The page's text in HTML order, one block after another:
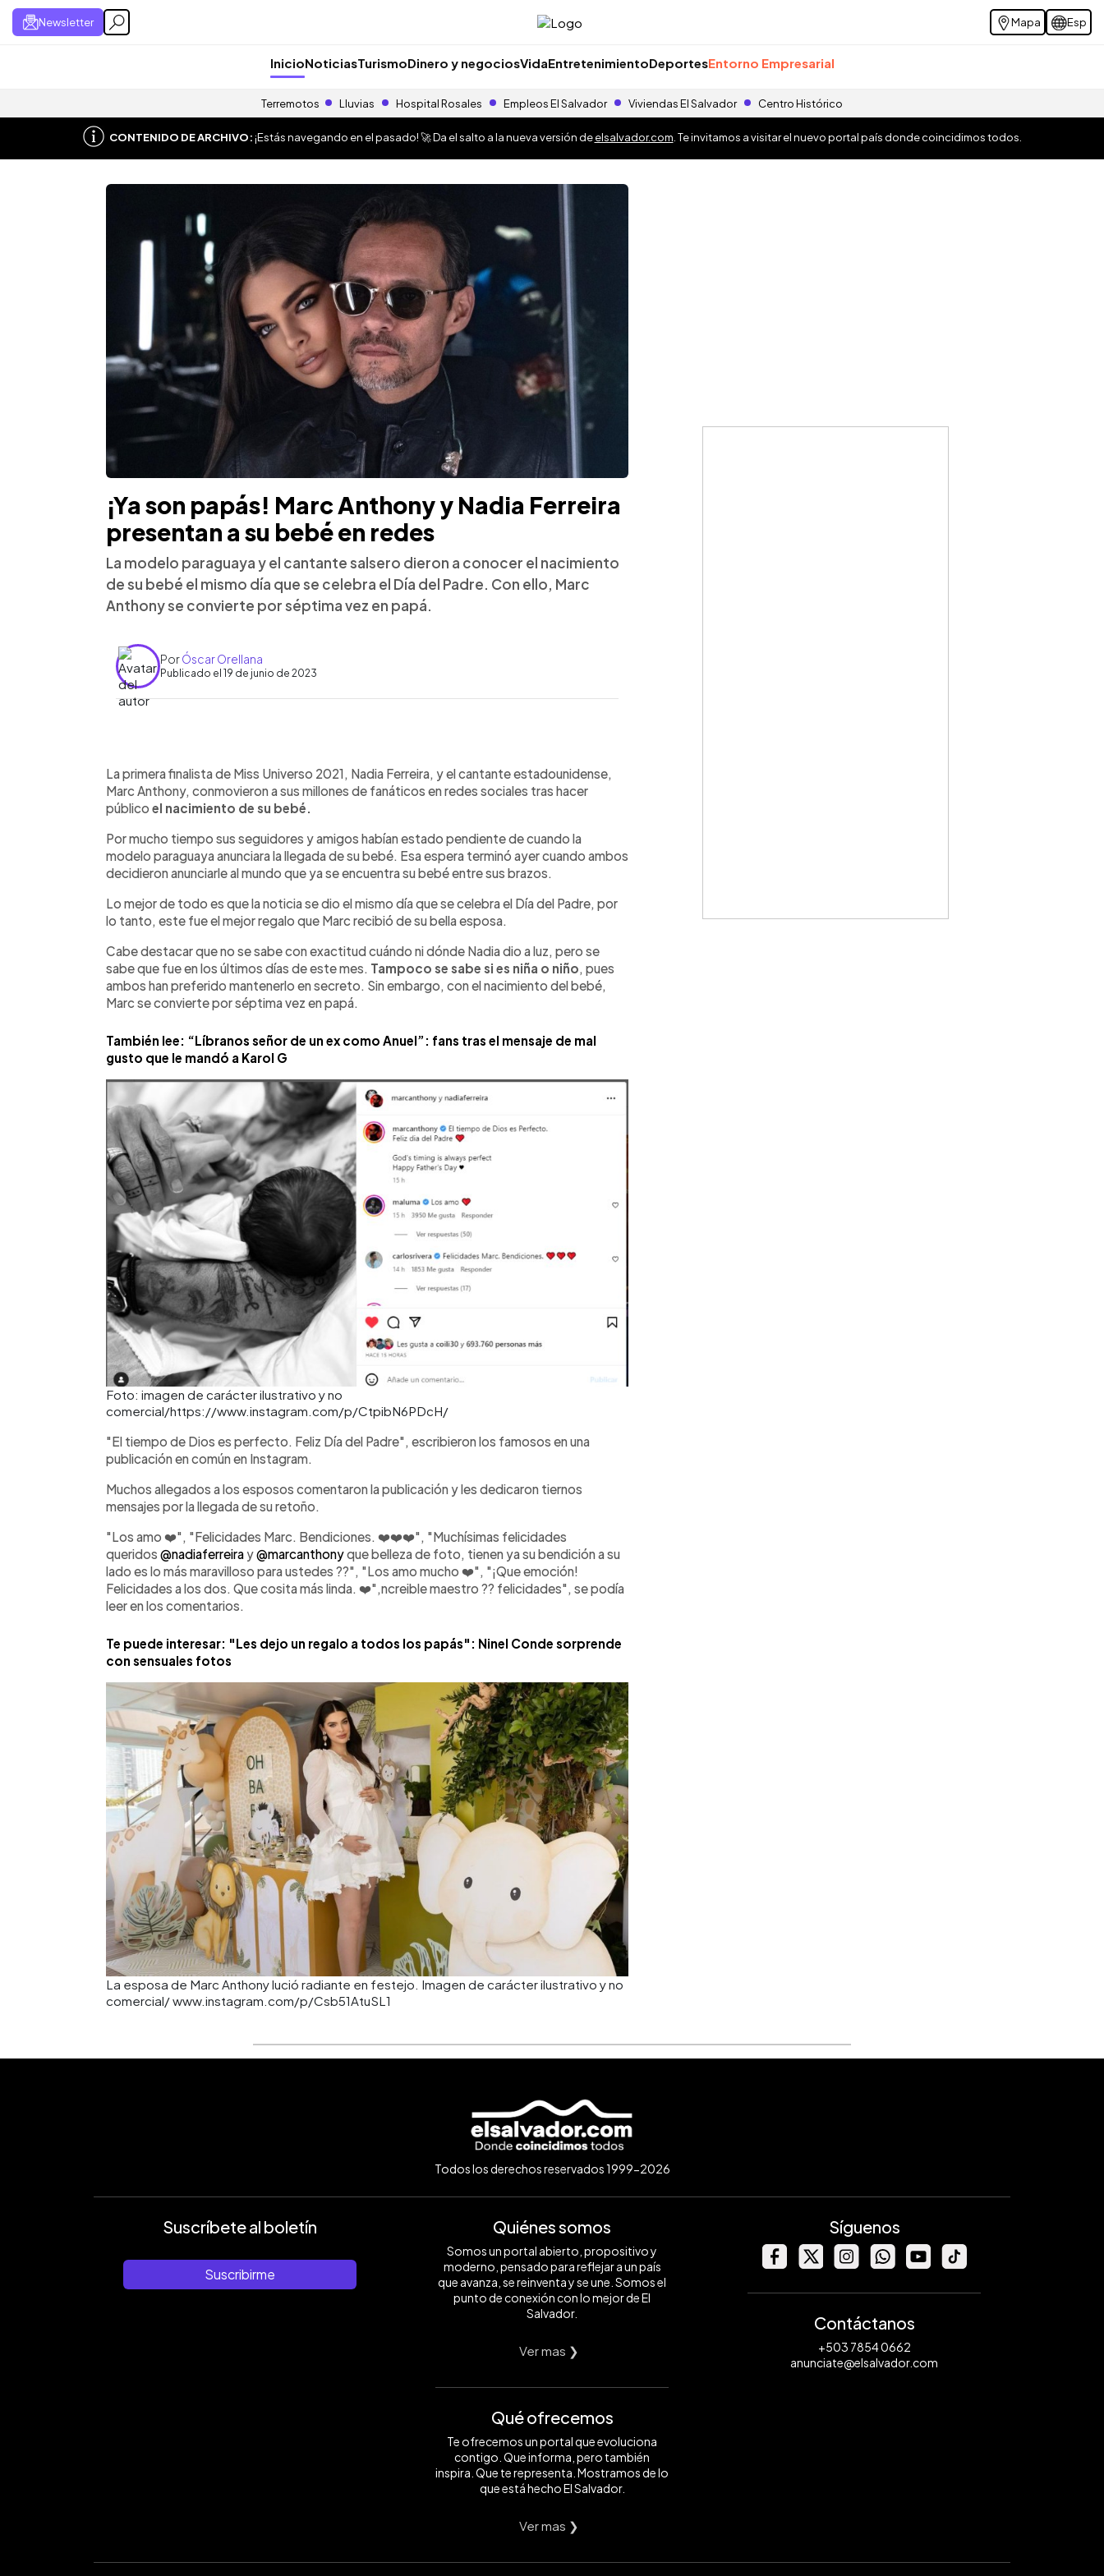
Newsletter Mapa Esp
InicioNoticiasTurismoDinero y negociosVidaEntretenimientoDeportesEntorno Empresarial
Terremotos Lluvias Hospital Rosales Empleos El Salvador Viviendas El Salvador Centro Histórico
CONTENIDO DE ARCHIVO:¡Estás navegando en el pasado! 🚀 Da el salto a la nueva versión deelsalvador.com . Te invitamos a visitar el nuevo portal país donde coincidimos todos.
¡Ya son papás! Marc Anthony y Nadia Ferreira
presentan a su bebé en redes
La modelo paraguaya y el cantante salsero dieron a conocer el nacimiento
de su bebé el mismo día que se celebra el Día del Padre. Con ello, Marc
Anthony se convierte por séptima vez en papá.
PorÓscar Orellana
Publicado el 19 de junio de 2023
► Escuchar artículo
La primera finalista de Miss Universo 2021, Nadia Ferreira, y el cantante estadounidense,
Marc Anthony, conmovieron a sus millones de fanáticos en redes sociales tras hacer
público el nacimiento de su bebé.
Por mucho tiempo sus seguidores y amigos habían estado pendiente de cuando la
modelo paraguaya anunciara la llegada de su bebé. Esa espera terminó ayer cuando ambos
decidieron anunciarle al mundo que ya se encuentra su bebé entre sus brazos.
Lo mejor de todo es que la noticia se dio el mismo día que se celebra el Día del Padre, por
lo tanto, este fue el mejor regalo que Marc recibió de su bella esposa.
Cabe destacar que no se sabe con exactitud cuándo ni dónde Nadia dio a luz, pero se
sabe que fue en los últimos días de este mes. Tampoco se sabe si es niña o niño , pues
ambos han preferido mantenerlo en secreto. Sin embargo, con el nacimiento del bebé,
Marc se convierte por séptima vez en papá.
También lee: “Líbranos señor de un ex como Anuel”: fans tras el mensaje de mal
gusto que le mandó a Karol G
Foto: imagen de carácter ilustrativo y no
comercial/https://www.instagram.com/p/CtpibN6PDcH/
"El tiempo de Dios es perfecto. Feliz Día del Padre", escribieron los famosos en una
publicación en común en Instagram.
Muchos allegados a los esposos comentaron la publicación y les dedicaron tiernos
mensajes por la llegada de su retoño.
"Los amo ❤️", "Felicidades Marc. Bendiciones. ❤️❤️❤️", "Muchísimas felicidades
queridos @nadiaferreira y@marcanthonyque belleza de foto, tienen ya su bendición a su
lado es lo más maravilloso para ustedes ??", "Los amo mucho ❤️", "¡Que emoción!
Felicidades a los dos. Que cosita más linda. ❤️",ncreible maestro ?? felicidades", se podía
leer en los comentarios.
Te puede interesar: "Les dejo un regalo a todos los papás": Ninel Conde sorprende
con sensuales fotos
La esposa de Marc Anthony lució radiante en festejo. Imagen de carácter ilustrativo y no
comercial/ www.instagram.com/p/Csb51AtuSL1
Todos los derechos reservados 1999-2026
Suscríbete al boletín
Suscribirme
Quiénes somos
Somos un portal abierto, propositivo y
moderno, pensado para reflejar a un país
que avanza, se reinventa y se une. Somos el
punto de conexión con lo mejor de El
Salvador.
Ver mas ❯
Qué ofrecemos
Te ofrecemos un portal que evoluciona
contigo. Que informa, pero también
inspira. Que te representa. Mostramos de lo
que está hecho El Salvador.
Ver mas ❯
Síguenos
Contáctanos
+503 7854 0662
anunciate@elsalvador.com